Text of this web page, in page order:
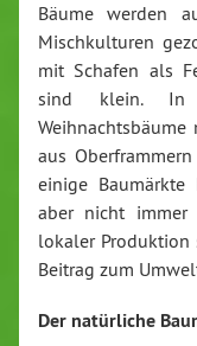
Bäume werden
Mischkulturen
mit Schafen als
sind klein. In
aus
einige
aber nicht immer
lokaler Produktion
Beitrag zum
Der natürliche